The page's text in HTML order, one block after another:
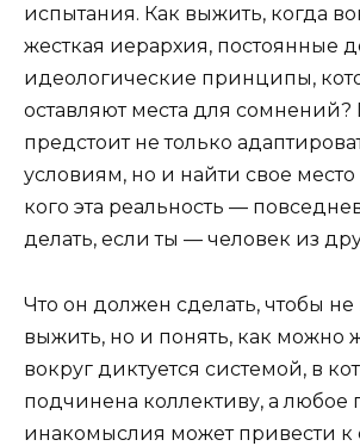
испытания. Как выжить, когда
жесткая иерархия, постоянные
идеологические принципы,
оставляют места для сомнений?
предстоит не только
условиям, но и найти свое место
кого эта реальность —
делать, если ты — человек из
Что он должен сделать, чтобы не
выжить, но и понять, как можно
вокруг диктуется системой, в
подчинена коллективу, а любое
инакомыслия может привести к